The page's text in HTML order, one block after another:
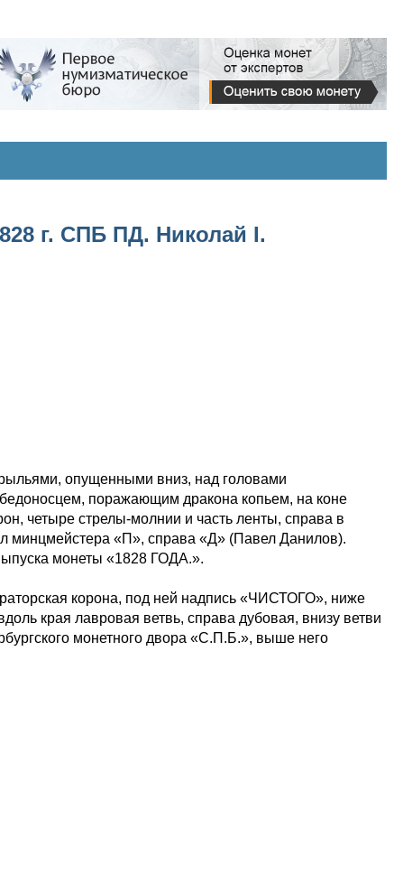
г. СПБ ПД. Николай I.
опущенными вниз, над головами
поражающим дракона копьем, на коне
четыре стрелы-молнии и часть ленты, справа в
минцмейстера «П», справа «Д» (Павел Данилов).
монеты «1828 ГОДА.».
корона, под ней надпись «ЧИСТОГО», ниже
края лавровая ветвь, справа дубовая, внизу ветви
монетного двора «С.П.Б.», выше него